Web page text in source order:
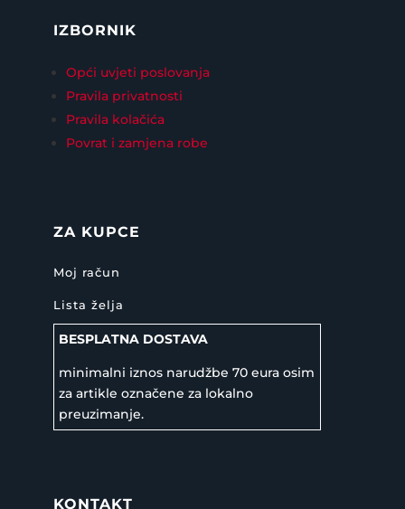
IZBORNIK
Opći uvjeti poslovanja
Pravila privatnosti
Pravila kolačića
Povrat i zamjena robe
ZA KUPCE
Moj račun
Lista želja
BESPLATNA DOSTAVA
minimalni iznos narudžbe 70 eura osim
za artikle označene za lokalno
preuzimanje.
KONTAKT